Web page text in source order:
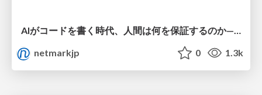
AIがコードを書く時代、人間は何を保証するのか———馬場さんと考える、開発者に求められる新しい責任と価値 - TECH PLAY
netmarkjp
0 1.3k